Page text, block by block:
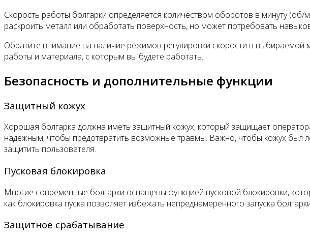
Скорость работы болгарки определяется количеством оборотов в минуту
раскроить металл или обработать поверхность, но может потребовать
Обратите внимание на наличие режимов регулировки скорости в
работы и материала, с которым вы будете работать.
Безопасность и дополнительные функции
Защитный кожух
Хорошая болгарка должна иметь защитный кожух, который защищает
надежным, чтобы предотвратить возможные травмы. Важно, чтобы кожух был
защитить пользователя.
Пусковая блокировка
Многие современные болгарки оснащены функцией пусковой блокировки,
как блокировка пуска позволяет избежать непреднамеренного запуска
Защитное срабатывание